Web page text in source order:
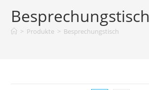
Besprechungstisch
> Produkte > Besprechungstisch